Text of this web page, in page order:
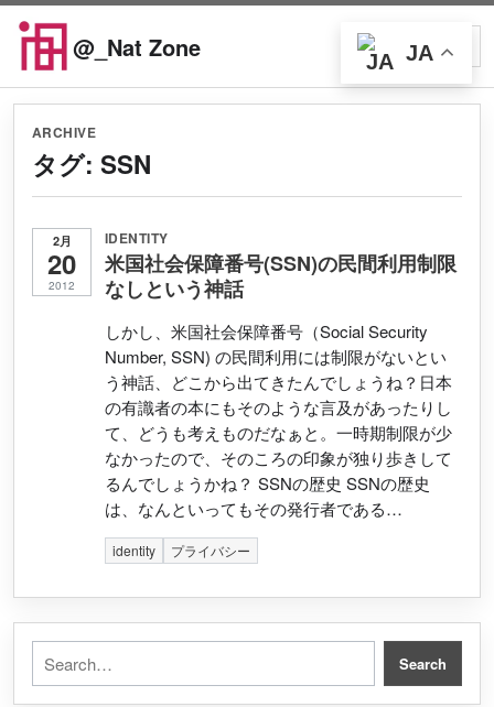
Skip to content
@_Nat Zone Open search
ARCHIVE
タグ: SSN
2月
20
2012
IDENTITY
米国社会保障番号(SSN)の民間利用制限
なしという神話
しかし、米国社会保障番号（Social Security
Number, SSN) の民間利用には制限がないとい
う神話、どこから出てきたんでしょうね？日本
の有識者の本にもそのような言及があったりし
て、どうも考えものだなぁと。一時期制限が少
なかったので、そのころの印象が独り歩きして
るんでしょうかね？ SSNの歴史 SSNの歴史
は、なんといってもその発行者である…
identity プライバシー
Search
JA